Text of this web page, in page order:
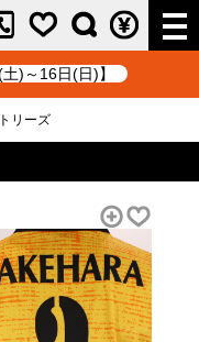
)～16日(日)】
リーズ